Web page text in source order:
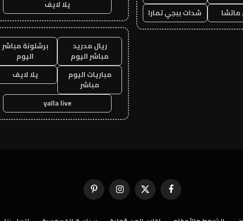
شدات ببجي تمارا
يلا لايف
ريال مدريد
مباشر اليوم
برشلونة مباشر
اليوم
مباريات اليوم
مباشر
يلا لايف
yalla live
فيسبوك X
(Twitter)
الانستغرامبينتيريست